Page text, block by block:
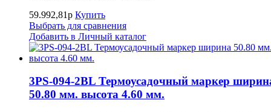
59.992,81р Купить
Выбрать для сравнения
Добавить в Личный каталог
3PS-094-2BL Термоусадочный маркер
50.80 мм. высота 4.60 мм.